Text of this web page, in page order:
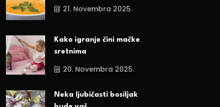
21. Novembra 2025.
Kako igranje čini mačke
sretnima
20. Novembra 2025.
Neka ljubičasti bosiljak